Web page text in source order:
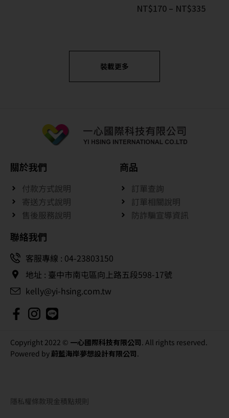
NT$170 – NT$335
裝載更多
關於我們
付款方式說明
寄送方式說明
售後服務說明
商品
訂單查詢
訂單相關說明
防詐騙宣導資訊
聯絡我們
客服專線 : 04-23803150
地址 : 臺中市南屯區向上路五段598-17號
kelly@yi-hsing.com.tw
Copyright 2022 © 一心國際科技有限公司. All rights reserved.
Powered by蔚藍海岸夢想設計有限公司.
隱私權條款現金積點規則